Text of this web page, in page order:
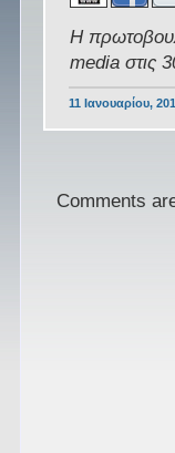
Η
media στις
11 Ιανουαρίου,
Comments